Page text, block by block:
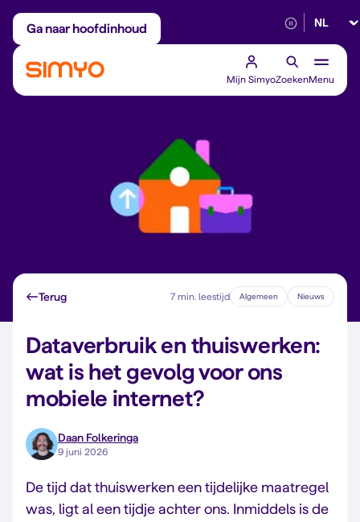
Ga naar hoofdinhoud
Maandelijks aanpasbaar Betrouwbaar
Mijn SimyoZoekenMenu
Terug 7 min. leestijd Algemeen Nieuws
Dataverbruik en thuiswerken:
wat is het gevolg voor ons
mobiele internet?
Daan Folkeringa
9 juni 2026
De tijd dat thuiswerken een tijdelijke maatregel
was, ligt al een tijdje achter ons. Inmiddels is de